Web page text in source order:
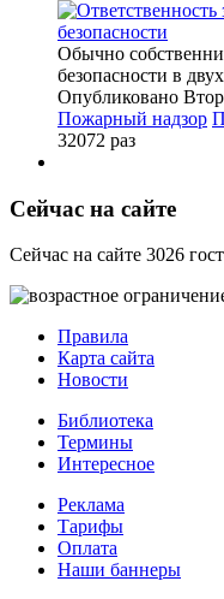
Обычно
безопасности в
Опубликовано
Пожарный надзор
32072 раз
Сейчас на сайте
Сейчас на сайте 3026
Правила
Карта сайта
Новости
Библиотека
Термины
Интересное
Реклама
Тарифы
Оплата
Наши баннеры